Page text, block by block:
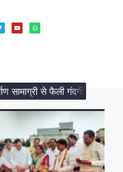
से फैली गंदगी, दलित